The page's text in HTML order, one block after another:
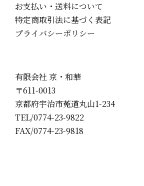
お支払い・送料について
特定商取引法に基づく表記
プライバシーポリシー
有限会社 京・和華
〒611-0013
京都府宇治市菟道丸山1-234
TEL/0774-23-9822
FAX/0774-23-9818